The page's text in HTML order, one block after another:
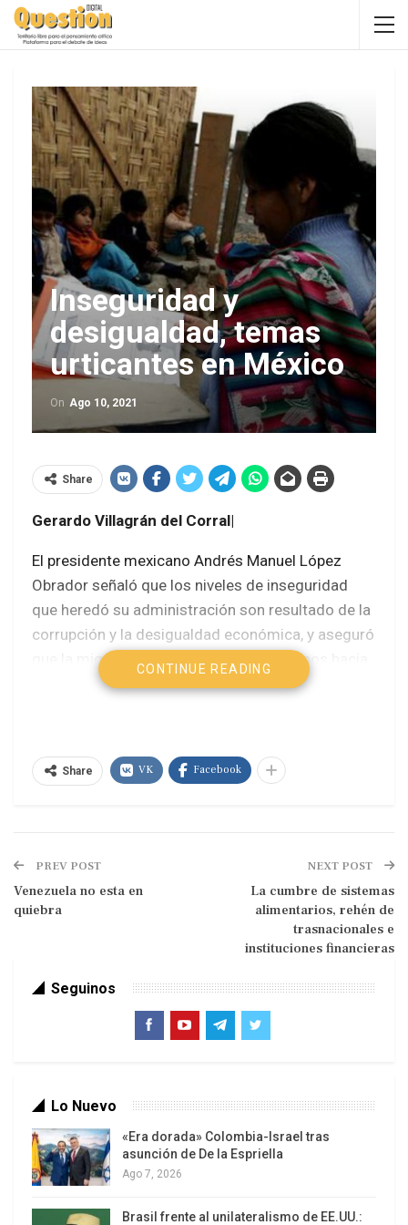
Inseguridad y
desigualdad, temas
urticantes en México
On Ago 10, 2021
Share
Gerardo Villagrán del Corral|
El presidente mexicano Andrés Manuel López
Obrador señaló que los niveles de inseguridad
que heredó su administración son resultado de la
corrupción y la desigualdad económica, y aseguró
que la migración de millones de mexicanos hacia
Estados Unidos durante el periodo neoliberal evitó
canciller Marcelo Ebrard, conversó al inicio de la
cooperación para enfrentar la pandemia del
coronavirus.Inseguridad y desigualdad, temas
Queremos cambiar esta situación de injusticias, el
mexicano tiene que tener oportunidades de
progreso y de trabajo en la nación donde están
CONTINUE READING
Share VK Facebook
PREV POST
Venezuela no esta en
quiebra
NEXT POST
La cumbre de sistemas
alimentarios, rehén de
trasnacionales e
instituciones financieras
Seguinos
Lo Nuevo
«Era dorada» Colombia-Israel tras
asunción de De la Espriella
Ago 7, 2026
Brasil frente al unilateralismo de EE.UU.: